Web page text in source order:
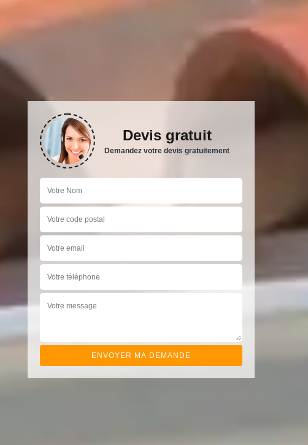
Devis gratuit
Demandez votre devis gratuitement